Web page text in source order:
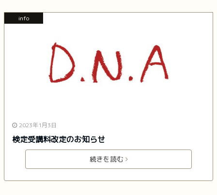
info
2023年1月3日
検定受講料改定のお知らせ
続きを読む